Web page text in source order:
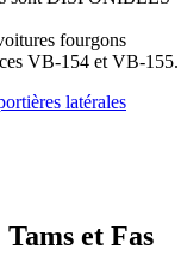
fourgons
VB-154 et VB-155.
et Fas